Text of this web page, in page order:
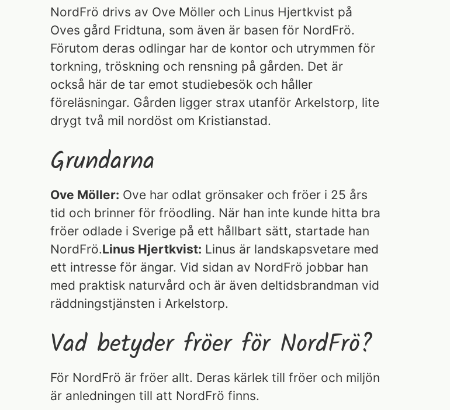
NordFrö drivs av Ove Möller och Linus Hjertkvist på
Oves gård Fridtuna, som även är basen för NordFrö.
Förutom deras odlingar har de kontor och utrymmen för
torkning, tröskning och rensning på gården. Det är
också här de tar emot studiebesök och håller
föreläsningar. Gården ligger strax utanför Arkelstorp, lite
drygt två mil nordöst om Kristianstad.
Grundarna
Ove Möller: Ove har odlat grönsaker och fröer i 25 års
tid och brinner för fröodling. När han inte kunde hitta bra
fröer odlade i Sverige på ett hållbart sätt, startade han
NordFrö.Linus Hjertkvist: Linus är landskapsvetare med
ett intresse för ängar. Vid sidan av NordFrö jobbar han
med praktisk naturvård och är även deltidsbrandman vid
räddningstjänsten i Arkelstorp.
Vad betyder fröer för NordFrö?
För NordFrö är fröer allt. Deras kärlek till fröer och miljön
är anledningen till att NordFrö finns.